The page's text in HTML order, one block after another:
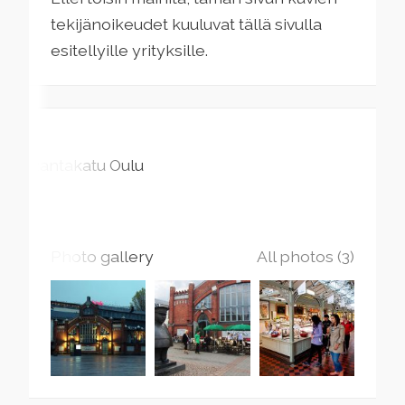
tekijänoikeudet kuuluvat tällä sivulla
esitellyille yrityksille.
Rantakatu Oulu
Photo gallery All photos (3)